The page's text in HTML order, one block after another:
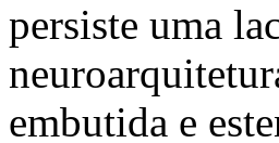
persiste uma
embutida e